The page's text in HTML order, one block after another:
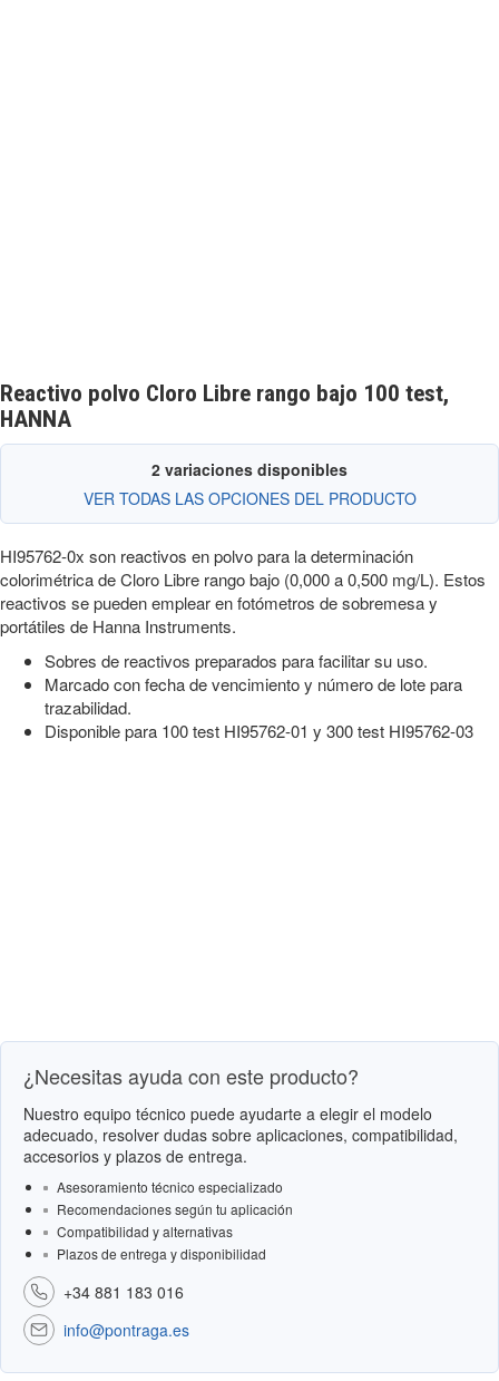
Reactivo polvo Cloro Libre rango bajo 100 test,
HANNA
2 variaciones disponibles
VER TODAS LAS OPCIONES DEL PRODUCTO
HI95762-0x son reactivos en polvo para la determinación
colorimétrica de Cloro Libre rango bajo (0,000 a 0,500 mg/L). Estos
reactivos se pueden emplear en fotómetros de sobremesa y
portátiles de Hanna Instruments.
Sobres de reactivos preparados para facilitar su uso.
Marcado con fecha de vencimiento y número de lote para
trazabilidad.
Disponible para 100 test HI95762-01 y 300 test HI95762-03
¿Necesitas ayuda con este producto?
Nuestro equipo técnico puede ayudarte a elegir el modelo
adecuado, resolver dudas sobre aplicaciones, compatibilidad,
accesorios y plazos de entrega.
Asesoramiento técnico especializado
Recomendaciones según tu aplicación
Compatibilidad y alternativas
Plazos de entrega y disponibilidad
+34 881 183 016
info@pontraga.es